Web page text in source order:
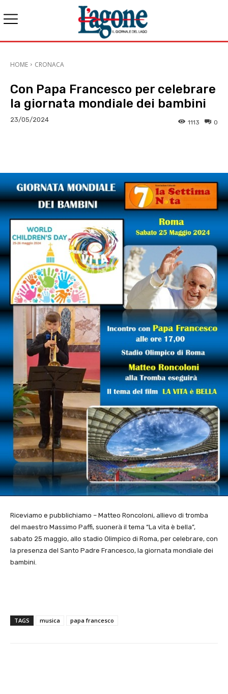
HOME CRONACA
Con Papa Francesco per celebrare
la giornata mondiale dei bambini
23/05/2024 0
1113
Riceviamo e pubblichiamo – Matteo Roncoloni, allievo di tromba
del maestro Massimo Paffi, suonerà il tema “La vita è bella”,
sabato 25 maggio, allo stadio Olimpico di Roma, per celebrare, con
la presenza del Santo Padre Francesco, la giornata mondiale dei
bambini.
TAGS musica papa francesco